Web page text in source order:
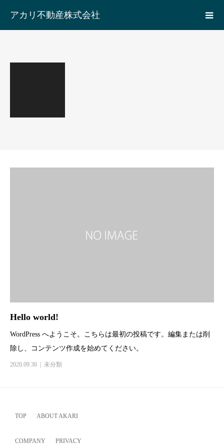
アカリ不動産株式会社
Hello world!
WordPress へようこそ。こちらは最初の投稿です。編集または削
除し、コンテンツ作成を始めてください。
2020.09.30 未分類
TOP ABOUT AKARI
COMPANY PRIVACY